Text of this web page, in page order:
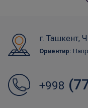
г. Ташкент,
Ориентир:
+998